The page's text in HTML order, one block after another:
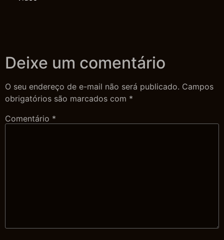
Deixe um comentário
O seu endereço de e-mail não será publicado. Campos
obrigatórios são marcados com *
Comentário *